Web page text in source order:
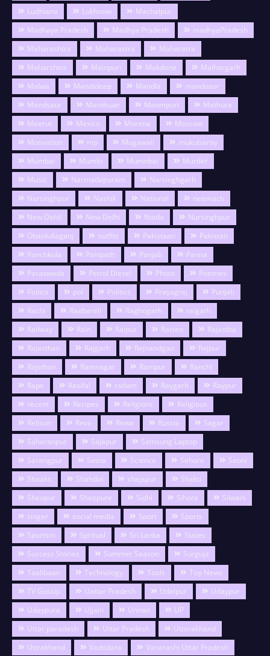
Ludhiana
Lukhnow
Machalpur
Madhaya Pradesh
Madhya Pradesh
madhyaPradesh
Maharashtra
Maharastra
Maharatra
Maharshtra
Mainpuri Makdone
Malhargarh
Malwa
Mandideep Mandla
mandosur
Mandsaur
Mandsuar Manmpuri
Mathura
Meerut
Mexico Morena
Moscow
Motivation
mp Mugawali
mukulsaray
Mumbai
Mumbi Mumnbai
Murder
Music
Narmadapuram
Narsinghgarh
Narsinghpur
Nashik National
neemach
New Dehli
New Delhi Noida
Nursinghpur
Obaidullaganj
outfits Pakistaan
Pakistan
Panchkula
Panipath Panjab
Panna
Paraswada
Petrol Diesel Photo
Poetries
Poitics
pol Politics Prayagraj
Punjab
Rachi
Raebareli Raghogarh
raigarh
Railway
Rain Raipur Raisen
Rajastha
Rajasthan
Rajgarh Rajnandgao
Rajpur
Rajsthan
Ramnagar Rampur
Ranchi
Rape
Rasifal ratlam Raygarh
Raypur
recent
Recipes Religions
Religious
Relison
Reva Rewa Russia
Sagar
Saharanpur
Sajapur
Samsung Laptop
Sarangpur
Satna Science Sehore
Seoni
Shaakti
Shahdol shajapur
Shakti
Sheopur
Sheopure Sidhi Sihore
Silwani
singer
social media Sport
Sports
Sportsm
Spritual Sri Lanka
States
Success Stories
Summer Season
Surguja
Taalibaan
Technology Tools
Top News
TV Gossip
Uattar Pradesh Udaipur
Udaypur
Udaypura
Ujjain Unnao
UP
Uttar paradesh
Uttar Pradesh
Uttarakhand
Uttrakhand
Vadodara Vanarashi Uttar Pradesh